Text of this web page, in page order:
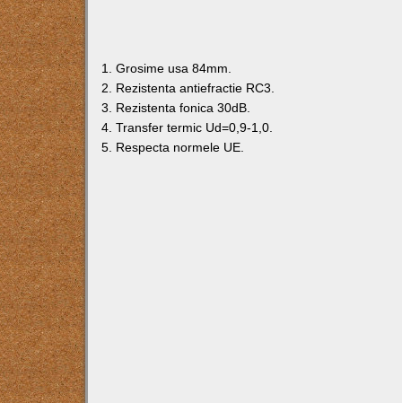
1. Grosime usa 84mm.
2. Rezistenta antiefractie RC3.
3. Rezistenta fonica 30dB.
4. Transfer termic Ud=0,9-1,0.
5. Respecta normele UE.